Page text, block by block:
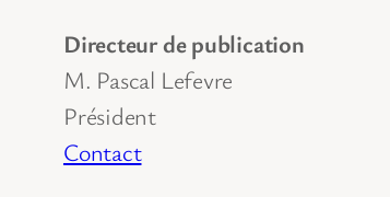
Directeur de publication
M. Pascal Lefevre
Président
Contact